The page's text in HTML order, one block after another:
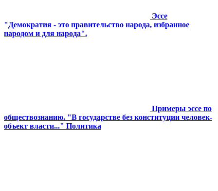
Эссе
"Демократия - это правительство народа, избранное
народом и для народа".
Примеры эссе по
обществознанию. "В государстве без конституции человек-
объект власти..." Политика